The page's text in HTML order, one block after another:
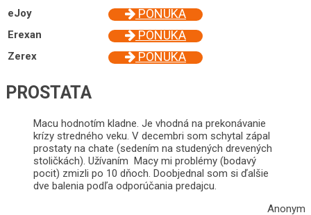
eJoy PONUKA
Erexan PONUKA
Zerex PONUKA
PROSTATA
Macu hodnotím kladne. Je vhodná na prekonávanie
krízy stredného veku. V decembri som schytal zápal
prostaty na chate (sedením na studených drevených
stoličkách). Užívaním Macy mi problémy (bodavý
pocit) zmizli po 10 dňoch. Doobjednal som si ďalšie
dve balenia podľa odporúčania predajcu.
Anonym